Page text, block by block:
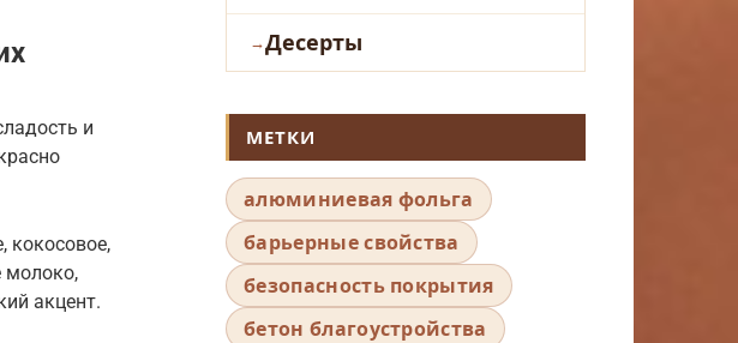
и
кокосовое,
молоко,
акцент.
Десерты
МЕТКИ
алюминиевая фольга
барьерные свойства
безопасность покрытия
бетон благоустройства